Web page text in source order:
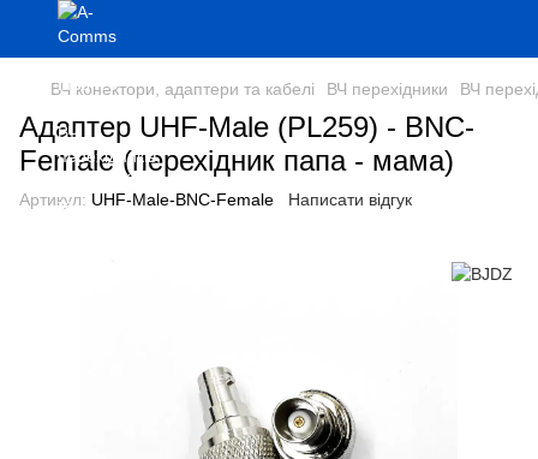
ВЧ конектори, адаптери та кабелі ВЧ перехідники ВЧ
Адаптер UHF-Male (PL259) - BNC-
Female (перехідник папа - мама)
Артикул: UHF-Male-BNC-Female Написати відгук